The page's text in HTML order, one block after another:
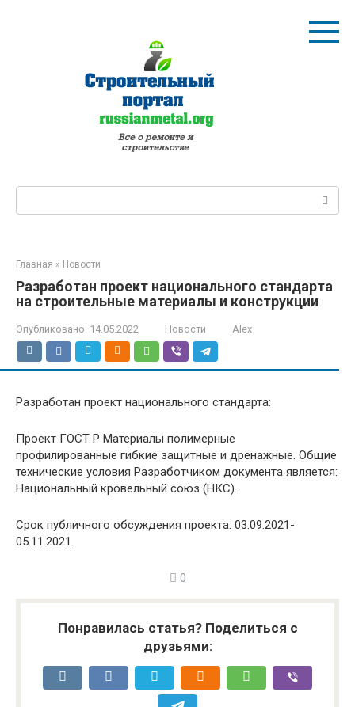
Поиск:
Главная » Новости
Разработан проект национального стандарта
на строительные материалы и конструкции
Опубликовано: 14.05.2022 Новости Alex
Разработан проект национального стандарта:
Проект ГОСТ Р Материалы полимерные
профилированные гибкие защитные и дренажные. Общие
технические условия Разработчиком документа является:
Национальный кровельный союз (НКС).
Срок публичного обсуждения проекта: 03.09.2021-
05.11.2021.
0
Понравилась статья? Поделиться с
друзьями: